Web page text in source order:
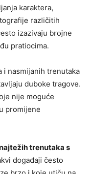
karaktera,
različitih
izazivaju brojne
pratiocima.
i nasmijanih trenutaka
duboke tragove.
nije moguće
promijene
trenutaka s
događaji često